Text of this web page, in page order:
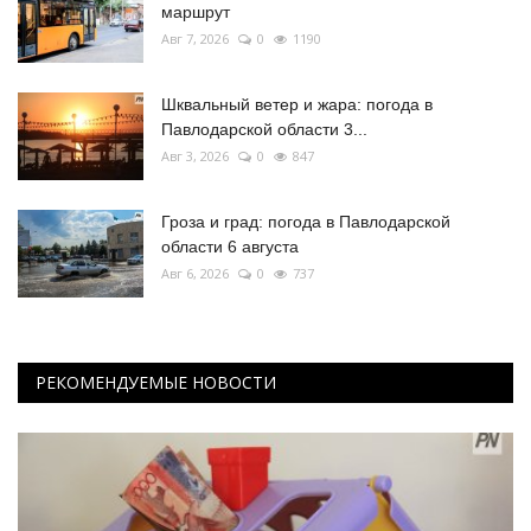
маршрут
Авг 7, 2026 0 1190
Шквальный ветер и жара: погода в
Павлодарской области 3...
Авг 3, 2026 0 847
Гроза и град: погода в Павлодарской
области 6 августа
Авг 6, 2026 0 737
РЕКОМЕНДУЕМЫЕ НОВОСТИ